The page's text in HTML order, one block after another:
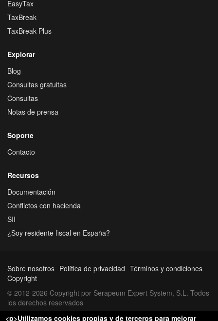
EasyTax
TaxBreak
TaxBreak Plus
Explorar
Blog
Consultas gratuitas
Consultas
Notas de prensa
Soporte
Contacto
Recursos
Documentación
Conflictos con hacienda
SII
¿Soy residente fiscal en España?
Sobre nosotros Política de privacidad Términos y condiciones
Copyright
© 2012-2026 Copyright por Serapeum Expert System, S.L. Todos
los derechos reservados
<p>Utilizamos cookies propias y de terceros para mejorar